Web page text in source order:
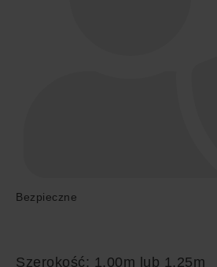
Bezpieczne
Szerokość: 1,00m lub 1,25m